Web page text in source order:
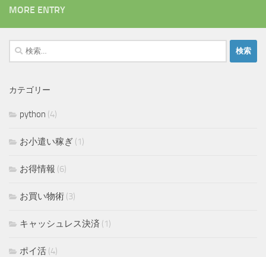
MORE ENTRY
検
索:
カテゴリー
python (4)
お小遣い稼ぎ (1)
お得情報 (6)
お買い物術 (3)
キャッシュレス決済 (1)
ポイ活 (4)